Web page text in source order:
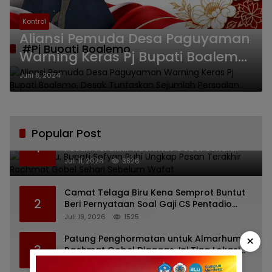
#Pj Bupati Boalemo
Kontrol
Aliansi Pemuda Desa Paguyaman
Warning Keras Pj Bupati Boalemo,
Desak Tuntaskan Sejumlah
Persoalan
Juni 8, 2024
Popular Post
1
Bikin Haru, Bupati Sofyan Puhi Ungkap
Pesan Terakhir Rachmat Gobel Sehari
Sebelum Wafat
Juli 11, 2026 3826
2
Camat Telaga Biru Kena Semprot Buntut
Beri Pernyataan Soal Gaji CS Pentadio
Barat yang Nunggak
Juli 19, 2026 1525
3
Patung Penghormatan untuk Almarhum
Rachmat Gobel Digagas, Ini Tiga Lokasi ×